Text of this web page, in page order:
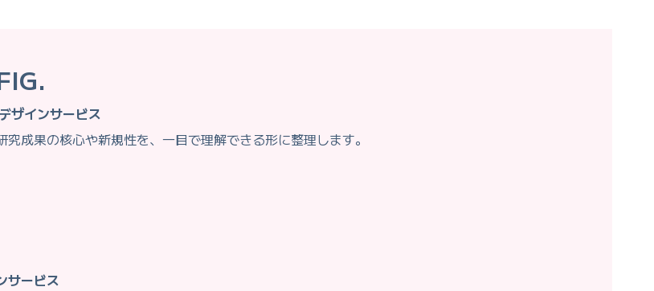
ザインサービス
究成果の核心や新規性を、一目で理解できる形に整理します。
サービス